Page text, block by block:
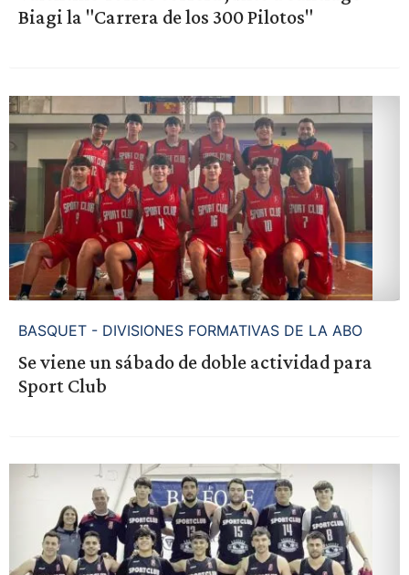
Biagi la "Carrera de los 300 Pilotos"
BASQUET - DIVISIONES FORMATIVAS DE LA ABO
Se viene un sábado de doble actividad para
Sport Club